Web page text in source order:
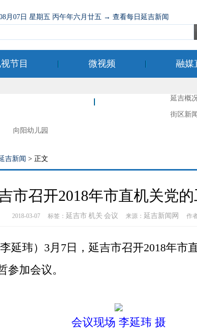
月07日 星期五 丙午年六月廿五 → 查看每日延吉新闻
节目 微视频 融媒
延吉概
街区新闻
向阳幼儿园
吉新闻 > 正文
市召开2018年市直机关党
2018-03-07 标签： 延吉市 机关 会议 来源： 延吉新闻网 作者
玮）3月7日，延吉市召开2018年市
加会议。
会议现场 李延玮 摄